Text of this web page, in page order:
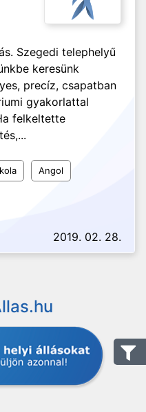
Szegedi telephelyű
keresünk
precíz, csapatban
gyakorlattal
felkeltette
Angol
2019. 02. 28.